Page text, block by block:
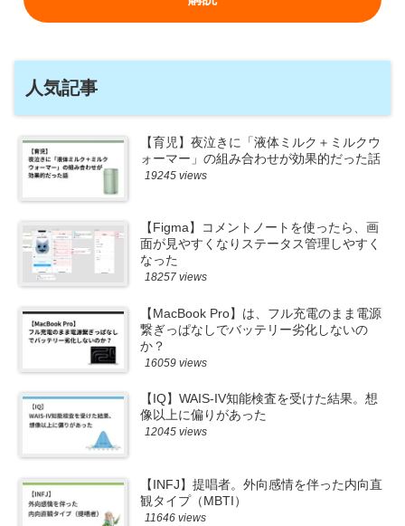
人気記事
【育児】夜泣きに「液体ミルク＋ミルクウ
ォーマー」の組み合わせが効果的だった話
19245 views
【Figma】コメントノートを使ったら、画
面が見やすくなりステータス管理しやすく
なった
18257 views
【MacBook Pro】は、フル充電のまま電源
繋ぎっぱなしでバッテリー劣化しないの
か？
16059 views
【IQ】WAIS-IV知能検査を受けた結果。想
像以上に偏りがあった
12045 views
【INFJ】提唱者。外向感情を伴った内向直
観タイプ（MBTI）
11646 views